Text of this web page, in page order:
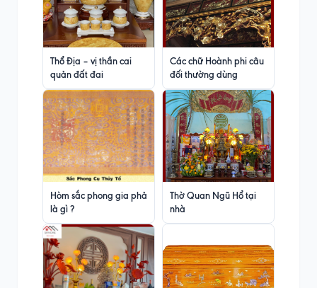
Thổ Địa – vị thần cai
quản đất đai
Các chữ Hoành phi câu
đối thường dùng
Hòm sắc phong gia phả
là gì ?
Thờ Quan Ngũ Hổ tại
nhà